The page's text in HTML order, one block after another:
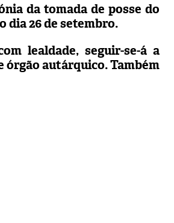
da tomada de posse do
dia 26 de setembro.
lealdade, seguir-se-á a
órgão autárquico.Também